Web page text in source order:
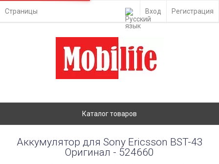
Страницы Вход Регистрация
Каталог товаров
Аккумулятор для Sony Ericsson BST-43
Оригинал - 524660